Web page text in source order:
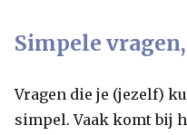
Simpele
Vragen die je (jezelf)
simpel. Vaak komt bij